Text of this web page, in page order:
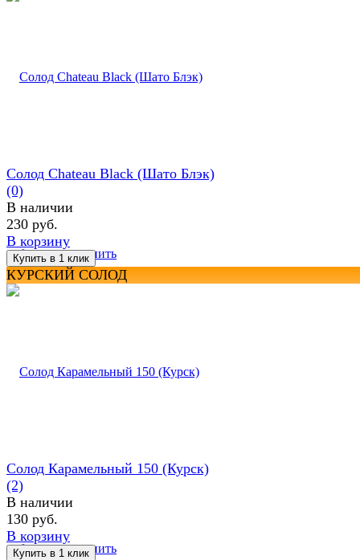
избранное сравнить
Солод Chateau Black (Шато Блэк)
(0)
В наличии
230 руб.
В корзину
КУРСКИЙ СОЛОД
избранное сравнить
Солод Карамельный 150 (Курск)
(2)
В наличии
130 руб.
В корзину